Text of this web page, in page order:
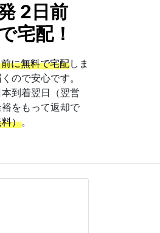
2日前
宅配！
に無料で宅配しま
ので安心です。
到着翌日（翌営
をもって返却で
）。